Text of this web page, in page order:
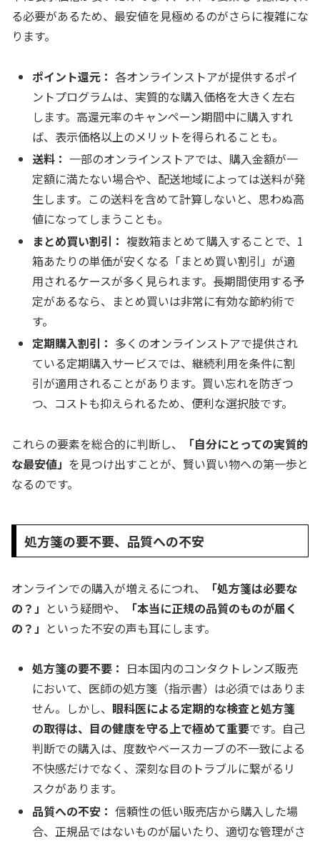
る必要があるため、最安値を見極めるのがさらに複雑にな
ります。
ポイント還元： 各オンラインストアが提供するポイ
ントプログラムは、実質的な購入価格を大きく左右
します。高還元率のキャンペーン期間中に購入すれ
ば、表示価格以上のメリットを得られることも。
送料： 一部のオンラインストアでは、購入金額が一
定額に満たない場合や、配送地域によっては送料が発
生します。この送料を含めて計算しないと、思わぬ高
値になってしまうことも。
まとめ買い割引： 複数箱まとめて購入することで、1
箱あたりの単価が安くなる「まとめ買い割引」が適
用されるケースが多く見られます。長期間使用する予
定があるなら、まとめ買いは非常に有効な節約術で
す。
定期購入割引： 多くのオンラインストアで提供され
ている定期購入サービスでは、継続利用を条件に割
引が適用されることがあります。買い忘れを防ぎつ
つ、コストも抑えられるため、便利な選択肢です。
これらの要素を総合的に判断し、
「自分にとっての実質的
な最安値」 を見つけ出すことが、賢い買い物への第一歩と
なるのです。
処方箋の要不要、品質への不安
オンラインでの購入が増えるにつれ、
「処方箋は必要な
の？」 という疑問や、
「本当に正規の品質のものが届く
の？」 といった不安の声も耳にします。
処方箋の要不要： 日本国内のコンタクトレンズ販売
において、医師の処方箋（指示書）は必須ではありま
せん。しかし、 眼科医による定期的な検査と処方箋
の取得は、目の健康を守る上で極めて重要です。自己
判断での購入は、度数やベースカーブの不一致による
不快感だけでなく、深刻な目のトラブルに繋がるリ
スクがあります。
品質への不安： 信頼性の低い販売店から購入した場
合、正規品ではないものが届いたり、適切な管理がさ